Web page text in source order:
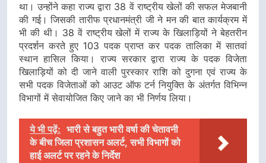
था। उन्होंने कहा राज्य द्वारा 38 वें राष्ट्रीय खेलों की सफल मेजबानी
की गई। जिसकी तारीफ प्रधानमंत्री जी ने मन की बात कार्यक्रम में
भी की थी। 38 वें राष्ट्रीय खेलों में राज्य के खिलाड़ियों ने बेहतरीन
प्रदर्शन करते हुए 103 पदक प्राप्त कर पदक तालिका में सातवां
स्थान हासिल किया। राज्य सरकार द्वारा राज्य के पदक विजेता
खिलाड़ियों को दी जाने वाली पुरस्कार राशि को दुगना एवं राज्य के
सभी पदक विजेताओं को आउट ऑफ टर्न नियुक्ति के अंतर्गत विभिन्न
विभागों में सेवायोजित किए जाने का भी निर्णय लिया।
ये भी पढ़ें: भारी से बहुत भारी वर्षा की चेतावनी
के बीच जिला प्रशासन अलर्ट, सभी विभागों को
हाई अलर्ट पर रहने के निर्देश